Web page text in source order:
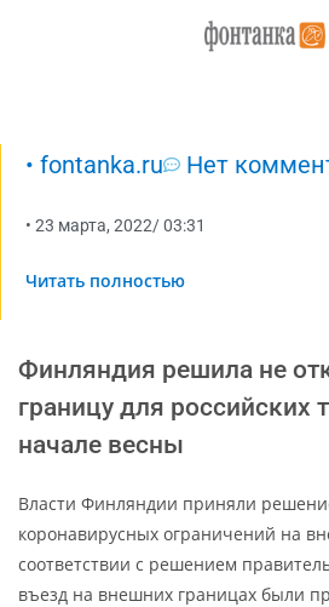
• fontanka.ru Нет
• 23 марта, 2022/03:31
Читать полностью
Финляндия решила не
границу для российских
начале весны
Власти Финляндии приняли
коронавирусных ограничений на
соответствии с решением
въезд на внешних границах были